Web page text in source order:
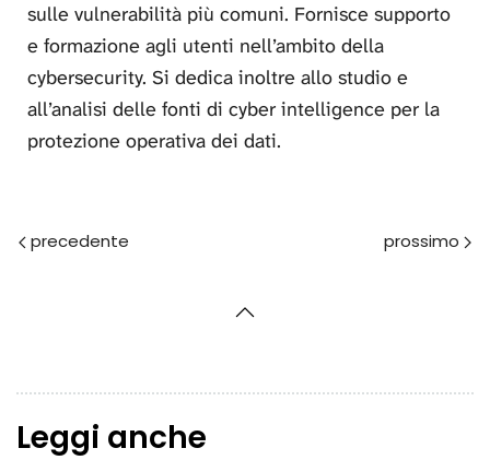
sulle vulnerabilità più comuni. Fornisce supporto
e formazione agli utenti nell’ambito della
cybersecurity. Si dedica inoltre allo studio e
all’analisi delle fonti di cyber intelligence per la
protezione operativa dei dati.
Leggi anche